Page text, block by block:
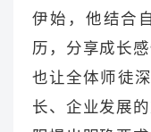
伊始，他结合
历，分享成长
也让全体师徒
长、企业发展